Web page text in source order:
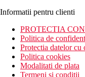
Informatii pentru clienti
PROTECTIA
Politica de
Protectia datelor cu
Politica cookies
Modalitati de plata
Termeni si conditii